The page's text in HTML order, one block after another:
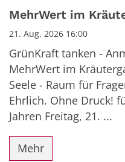
Datum: 21. August 2026
MehrWert im
21. Aug. 2026 16:00
GrünKraft tanken -
MehrWert im
Seele - Raum für
Ehrlich. Ohne Druck!
Jahren Freitag, 21. ...
Mehr